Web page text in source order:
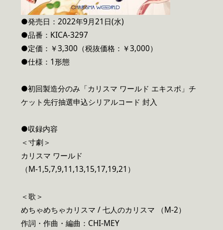
●発売日：2022年9月21日(水)
●品番：KICA-3297
●定価：￥3,300（税抜価格：￥3,000）
●仕様：1形態
●初回製造分のみ「カリスマ ワールド エキスポ」チ
ケット先行抽選申込シリアルコード 封入
●収録内容
＜寸劇＞
カリスマ ワールド
（M-1,5,7,9,11,13,15,17,19,21）
＜歌＞
めちゃめちゃカリスマ / 七人のカリスマ （M-2）
作詞・作曲・編曲：CHI-MEY